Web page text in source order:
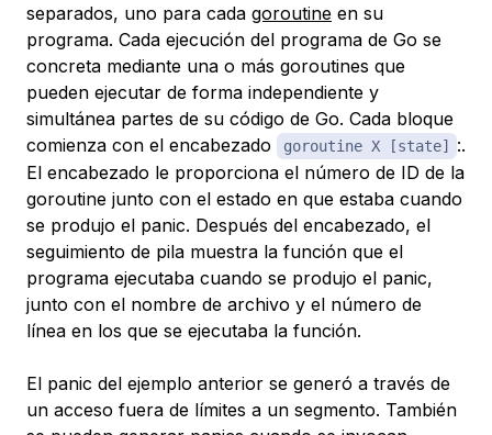
separados, uno para cada goroutine en su
programa. Cada ejecución del programa de Go se
concreta mediante una o más goroutines que
pueden ejecutar de forma independiente y
simultánea partes de su código de Go. Cada bloque
comienza con el encabezado
goroutine X [state]
:.
El encabezado le proporciona el número de ID de la
goroutine junto con el estado en que estaba cuando
se produjo el panic. Después del encabezado, el
seguimiento de pila muestra la función que el
programa ejecutaba cuando se produjo el panic,
junto con el nombre de archivo y el número de
línea en los que se ejecutaba la función.
El panic del ejemplo anterior se generó a través de
un acceso fuera de límites a un segmento. También